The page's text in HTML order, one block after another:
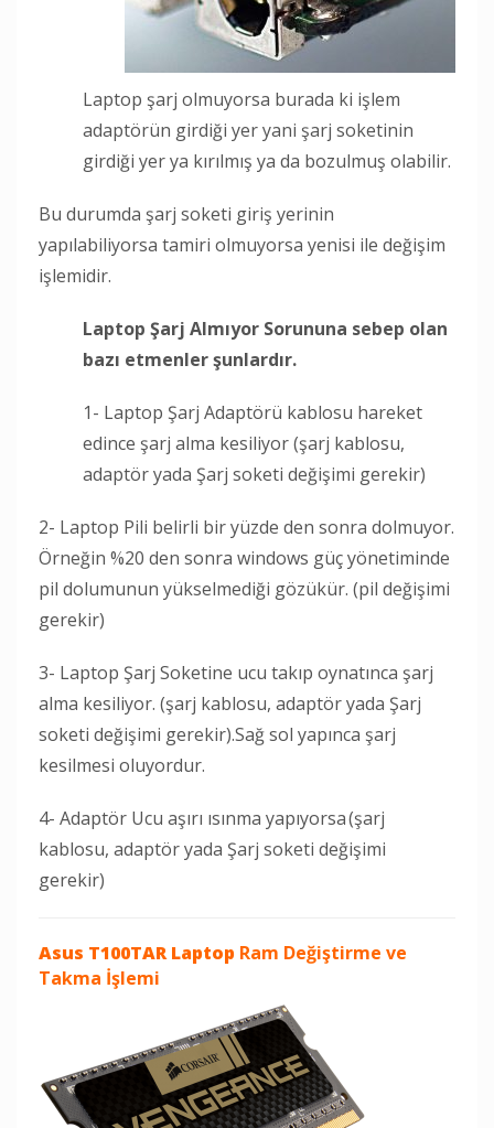
Laptop şarj olmuyorsa burada ki işlem
adaptörün girdiği yer yani şarj soketinin
girdiği yer ya kırılmış ya da bozulmuş olabilir.
Bu durumda şarj soketi giriş yerinin
yapılabiliyorsa tamiri olmuyorsa yenisi ile değişim
işlemidir.
Laptop Şarj Almıyor Sorununa sebep olan
bazı etmenler şunlardır.
1- Laptop Şarj Adaptörü kablosu hareket
edince şarj alma kesiliyor (şarj kablosu,
adaptör yada Şarj soketi değişimi gerekir)
2- Laptop Pili belirli bir yüzde den sonra dolmuyor.
Örneğin %20 den sonra windows güç yönetiminde
pil dolumunun yükselmediği gözükür. (pil değişimi
gerekir)
3- Laptop Şarj Soketine ucu takıp oynatınca şarj
alma kesiliyor. (şarj kablosu, adaptör yada Şarj
soketi değişimi gerekir).Sağ sol yapınca şarj
kesilmesi oluyordur.
4- Adaptör Ucu aşırı ısınma yapıyorsa (şarj
kablosu, adaptör yada Şarj soketi değişimi
gerekir)
Asus T100TAR Laptop Ram Değiştirme ve
Takma İşlemi